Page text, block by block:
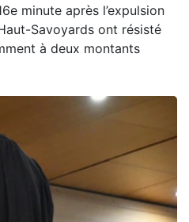
minute après l’expulsion
Savoyards ont résisté
à deux montants